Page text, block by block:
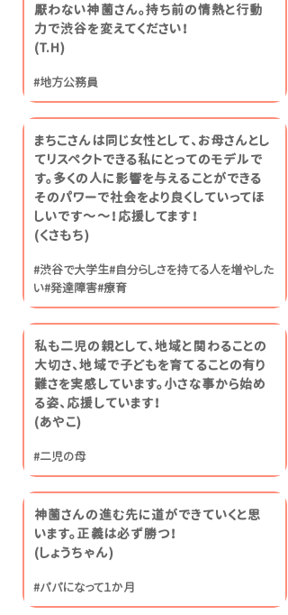
厭わない神薗さん。持ち前の情熱と行動
力で渋谷を変えてください！
​(T.H)
#地方公務員
まちこさんは同じ女性として、お母さんとし
てリスペクトできる私にとってのモデルで
す。多くの人に影響を与えることができる
そのパワーで社会をより良くしていってほ
しいです〜〜！応援してます！
(くさもち)
#渋谷で大学生#自分らしさを持てる人を増やした
い#発達障害#療育
私も二児の親として、地域と関わることの
大切さ、地域で子どもを育てることの有り
難さを実感しています。小さな事から始め
る姿、応援しています！
(あやこ)
#二児の母
神薗さんの進む先に道ができていくと思
います。正義は必ず勝つ！
(しょうちゃん)
#パパになって１か月